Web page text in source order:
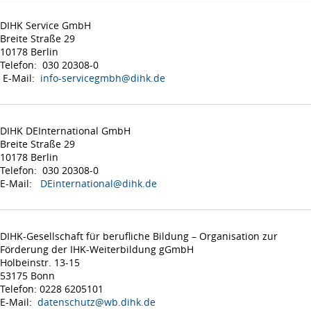
DIHK Service GmbH
Breite Straße 29
10178 Berlin
Telefon: 030 20308-0
E-Mail: info-servicegmbh@dihk.de
DIHK DEInternational GmbH
Breite Straße 29
10178 Berlin
Telefon: 030 20308-0
E-Mail: DEinternational@dihk.de
DIHK-Gesellschaft für berufliche Bildung – Organisation zur
Förderung der IHK-Weiterbildung gGmbH
Holbeinstr. 13-15
53175 Bonn
Telefon: 0228 6205101
E-Mail: datenschutz@wb.dihk.de